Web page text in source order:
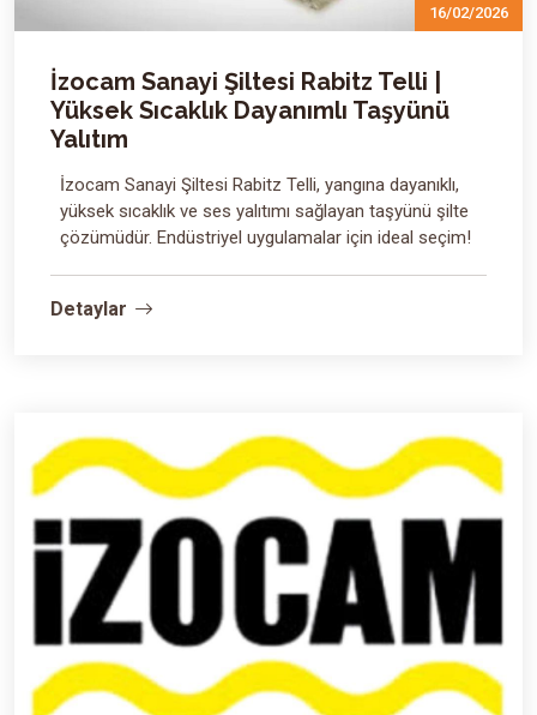
16/02/2026
İzocam Sanayi Şiltesi Rabitz Telli |
Yüksek Sıcaklık Dayanımlı Taşyünü
Yalıtım
İzocam Sanayi Şiltesi Rabitz Telli, yangına dayanıklı,
yüksek sıcaklık ve ses yalıtımı sağlayan taşyünü şilte
çözümüdür. Endüstriyel uygulamalar için ideal seçim!
Detaylar